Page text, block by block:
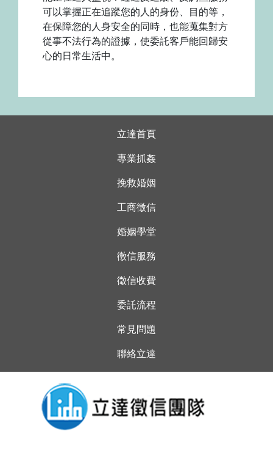
可以掌握正在追蹤您的人的身份、目的等，
在保障您的人身安全的同時，也能蒐集對方
從事不法行為的證據，使委託客戶能回歸安
心的日常生活中。
立達首頁
專業抓姦
挽救婚姻
工商徵信
婚姻學堂
徵信服務
徵信收費
委託流程
常見問題
聯絡立達